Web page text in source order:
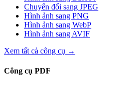
Chuyển đổi sang JPEG
Hình ảnh sang PNG
Hình ảnh sang WebP
Hình ảnh sang AVIF
Xem tất cả công cụ →
Công cụ PDF